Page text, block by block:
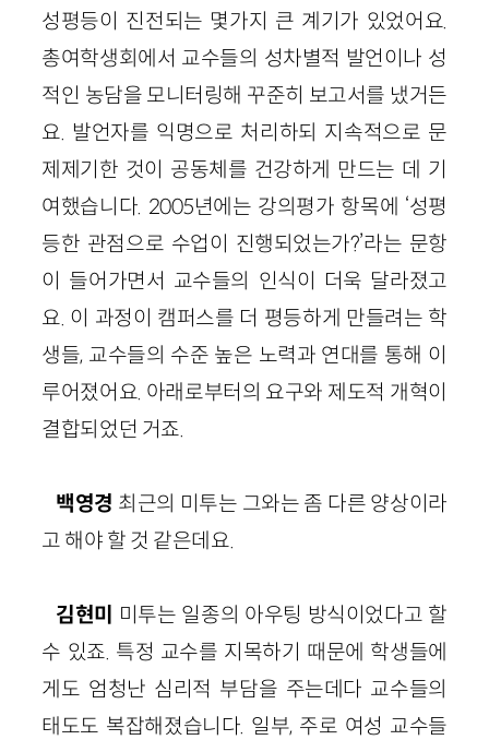
성평등이 진전되는 몇가지 큰 계기가 있었어요.
총여학생회에서 교수들의 성차별적 발언이나 성
적인 농담을 모니터링해 꾸준히 보고서를 냈거든
요. 발언자를 익명으로 처리하되 지속적으로 문
제제기한 것이 공동체를 건강하게 만드는 데 기
여했습니다. 2005년에는 강의평가 항목에 ‘성평
등한 관점으로 수업이 진행되었는가?’라는 문항
이 들어가면서 교수들의 인식이 더욱 달라졌고
요. 이 과정이 캠퍼스를 더 평등하게 만들려는 학
생들, 교수들의 수준 높은 노력과 연대를 통해 이
루어졌어요. 아래로부터의 요구와 제도적 개혁이
결합되었던 거죠.
백영경 최근의 미투는 그와는 좀 다른 양상이라
고 해야 할 것 같은데요.
김현미 미투는 일종의 아우팅 방식이었다고 할
수 있죠. 특정 교수를 지목하기 때문에 학생들에
게도 엄청난 심리적 부담을 주는데다 교수들의
태도도 복잡해졌습니다. 일부, 주로 여성 교수들